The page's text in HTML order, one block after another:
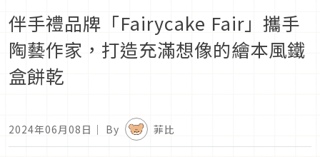
伴手禮品牌「Fairycake Fair」攜手
陶藝作家，打造充滿想像的繪本風鐵
盒餅乾
2024年06月08日 ｜ By 菲比